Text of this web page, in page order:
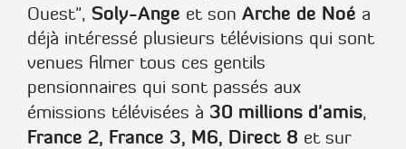
Ouest", Soly-Ange et son Arche de Noé a
déjà intéressé plusieurs télévisions qui sont
venues filmer tous ces gentils
pensionnaires qui sont passés aux
émissions télévisées à 30 millions d'amis,
France 2, France 3, M6, Direct 8 et sur